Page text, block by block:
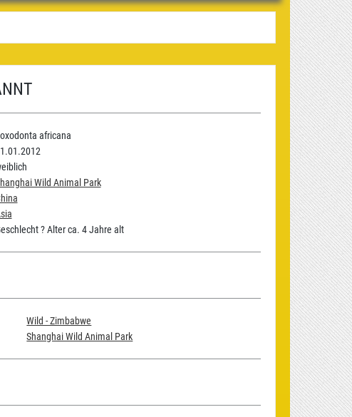
africana
Wild Animal Park
? Alter ca. 4 Jahre alt
Wild - Zimbabwe
Shanghai Wild Animal Park